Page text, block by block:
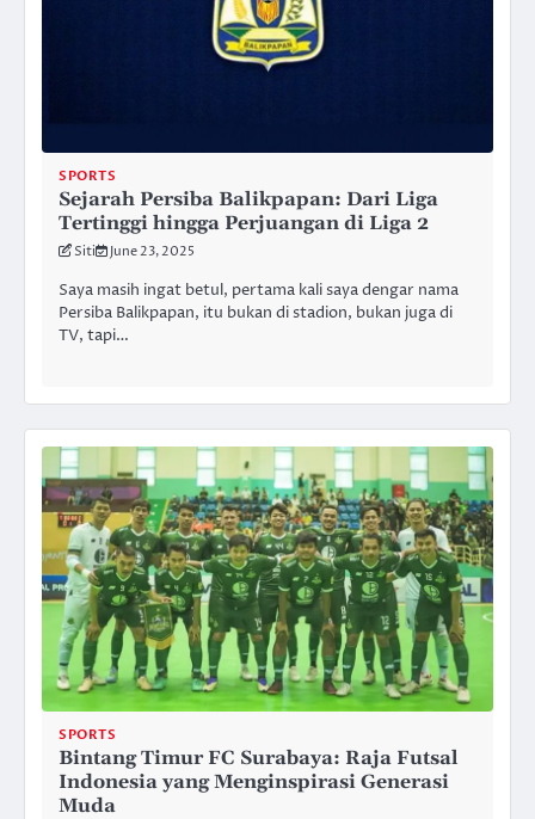
SPORTS
Sejarah Persiba Balikpapan: Dari Liga
Tertinggi hingga Perjuangan di Liga 2
Siti June 23, 2025
Saya masih ingat betul, pertama kali saya dengar nama
Persiba Balikpapan, itu bukan di stadion, bukan juga di
TV, tapi…
SPORTS
Bintang Timur FC Surabaya: Raja Futsal
Indonesia yang Menginspirasi Generasi
Muda